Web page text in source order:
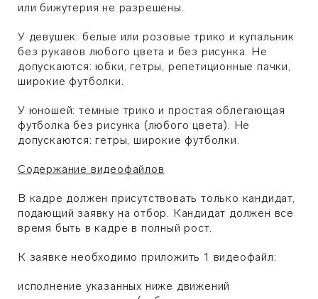
или бижутерия не разрешены.
У девушек: белые или розовые трико и купальник
без рукавов любого цвета и без рисунка. Не
допускаются: юбки, гетры, репетиционные пачки,
широкие футболки.
У юношей: темные трико и простая облегающая
футболка без рисунка (любого цвета). Не
допускаются: гетры, широкие футболки.
Содержание видеофайлов
В кадре должен присутствовать только кандидат,
подающий заявку на отбор. Кандидат должен все
время быть в кадре в полный рост.
К заявке необходимо приложить 1 видеофайл:
исполнение указанных ниже движений